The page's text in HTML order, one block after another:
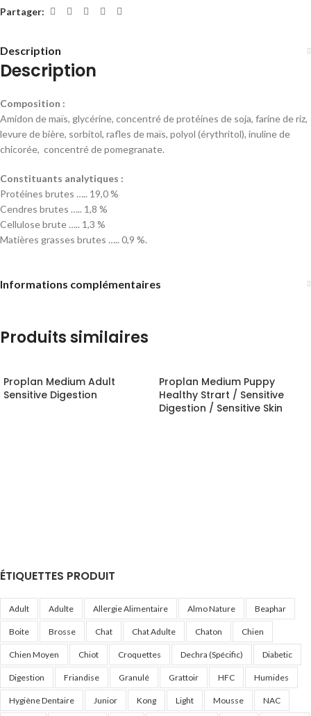
Partager:
Description
Description
Composition :
Amidon de maïs, glycérine, concentré de protéines de soja, farine de riz,
levure de bière, sorbitol, rafles de maïs, polyol (érythritol), inuline de
chicorée, concentré de pomegranate.
Constituants analytiques :
Protéines brutes ….. 19,0 %
Cendres brutes ….. 1,8 %
Cellulose brute ….. 1,3 %
Matières grasses brutes ….. 0,9 %.
Informations complémentaires
Produits similaires
Proplan Medium Adult
Sensitive Digestion
Proplan Medium Puppy
Healthy Strart / Sensitive
Digestion / Sensitive Skin
ÉTIQUETTES PRODUIT
Adult Adulte Allergie Alimentaire Almo Nature Beaphar
Boite Brosse Chat Chat Adulte Chaton Chien
Chien Moyen Chiot Croquettes Dechra (Spécific) Diabetic
Digestion Friandise Granulé Grattoir HFC Humides
Hygiène Dentaire Junior Kong Light Mousse NAC